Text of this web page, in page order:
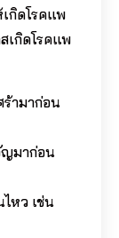
กิดโรคแพ
เกิดโรคแพ
ร้ามาก่อน
ญมาก่อน
หว เช่น